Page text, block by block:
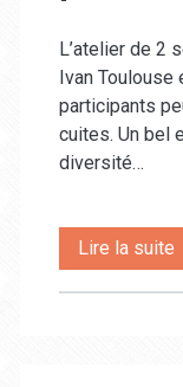
L’atelier de 2
Ivan
participants
cuites. Un bel
diversité…
Lire la suite